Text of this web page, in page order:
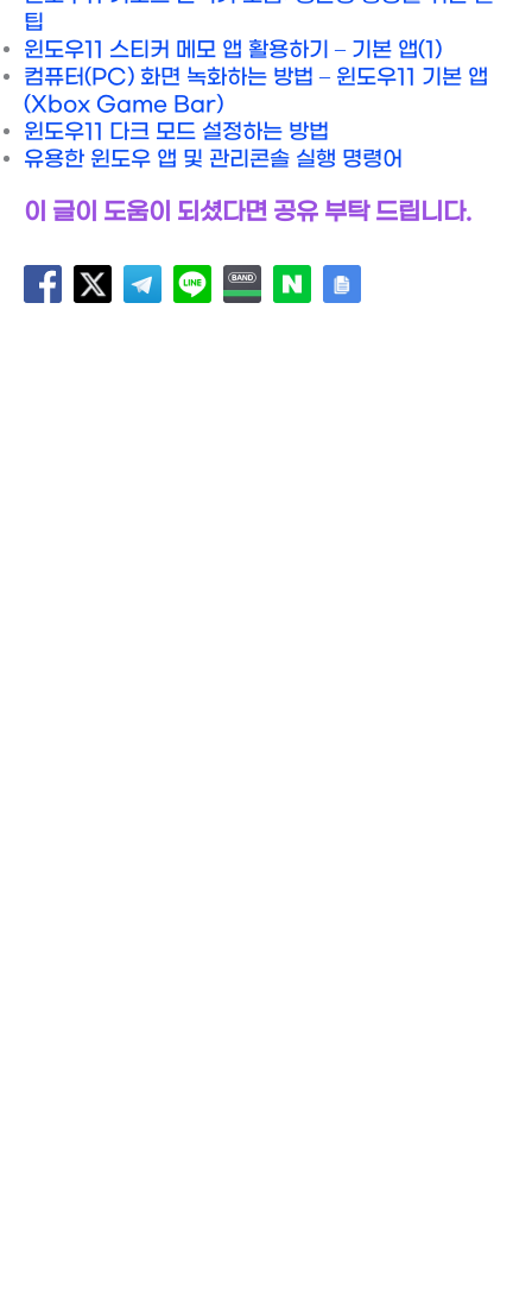
팁
윈도우11 스티커 메모 앱 활용하기 – 기본 앱(1)
컴퓨터(PC) 화면 녹화하는 방법 – 윈도우11 기본 앱
(Xbox Game Bar)
윈도우11 다크 모드 설정하는 방법
유용한 윈도우 앱 및 관리콘솔 실행 명령어
이 글이 도움이 되셨다면 공유 부탁 드립니다.